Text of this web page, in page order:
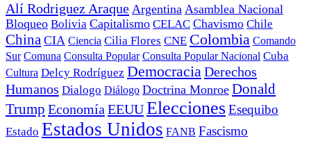
Alí Rodriguez Araque Argentina Asamblea Nacional
Bloqueo Bolivia Capitalismo CELAC Chavismo Chile
China CIA Ciencia Cilia Flores CNE Colombia Comando
Sur Comuna Consulta Popular Consulta Popular Nacional Cuba
Cultura Delcy Rodríguez DemocraciaDerechos
Humanos Dialogo Diálogo Doctrina Monroe Donald
Trump Economía EEUUEleccionesEsequibo
Estado Estados Unidos FANB Fascismo